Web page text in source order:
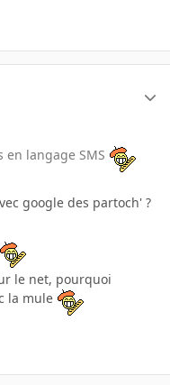
en langage SMS
google des partoch' ?
le net, pourquoi
la mule